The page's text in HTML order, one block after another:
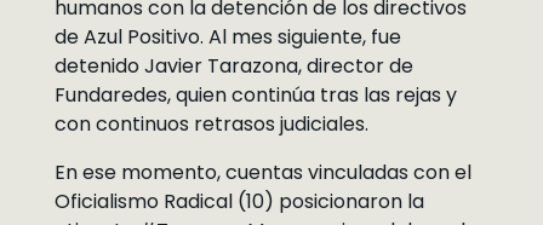
humanos con la detención de los directivos
de Azul Positivo. Al mes siguiente, fue
detenido Javier Tarazona, director de
Fundaredes, quien continúa tras las rejas y
con continuos retrasos judiciales.
En ese momento, cuentas vinculadas con el
Oficialismo Radical (10) posicionaron la